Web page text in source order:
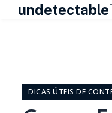
undetectable
conteúdo
DICAS ÚTEIS DE